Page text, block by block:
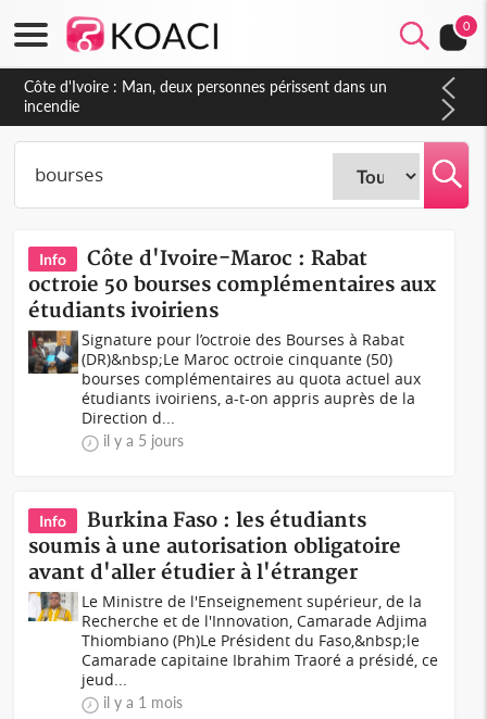
0
Côte d'Ivoire : Séileu, la célébration de la fête nationale
transformée en vaste campagne contre les produits
dépigmentants dangereux
Info
Côte d'Ivoire-Maroc : Rabat
octroie 50 bourses complémentaires aux
étudiants ivoiriens
Signature pour l’octroie des Bourses à Rabat
(DR)&nbsp;Le Maroc octroie cinquante (50)
bourses complémentaires au quota actuel aux
étudiants ivoiriens, a-t-on appris auprès de la
Direction d...
il y a 5 jours
Info
Burkina Faso : les étudiants
soumis à une autorisation obligatoire
avant d'aller étudier à l'étranger
Le Ministre de l'Enseignement supérieur, de la
Recherche et de l'Innovation, Camarade Adjima
Thiombiano (Ph)Le Président du Faso,&nbsp;le
Camarade capitaine Ibrahim Traoré a présidé, ce
jeud...
il y a 1 mois